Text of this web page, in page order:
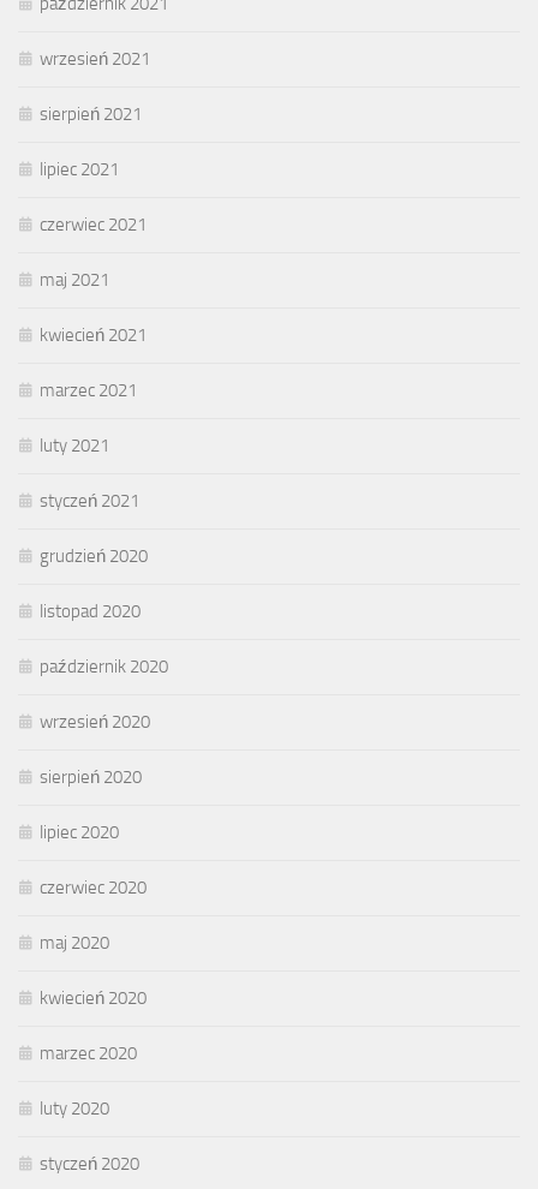
wrzesień 2021
sierpień 2021
lipiec 2021
czerwiec 2021
maj 2021
kwiecień 2021
marzec 2021
luty 2021
styczeń 2021
grudzień 2020
listopad 2020
październik 2020
wrzesień 2020
sierpień 2020
lipiec 2020
czerwiec 2020
maj 2020
kwiecień 2020
marzec 2020
luty 2020
styczeń 2020